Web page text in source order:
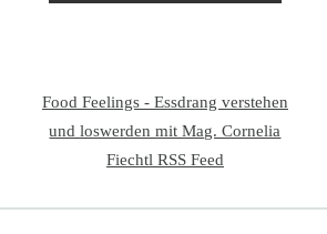
Food Feelings - Essdrang verstehen
und loswerden mit Mag. Cornelia
Fiechtl RSS Feed